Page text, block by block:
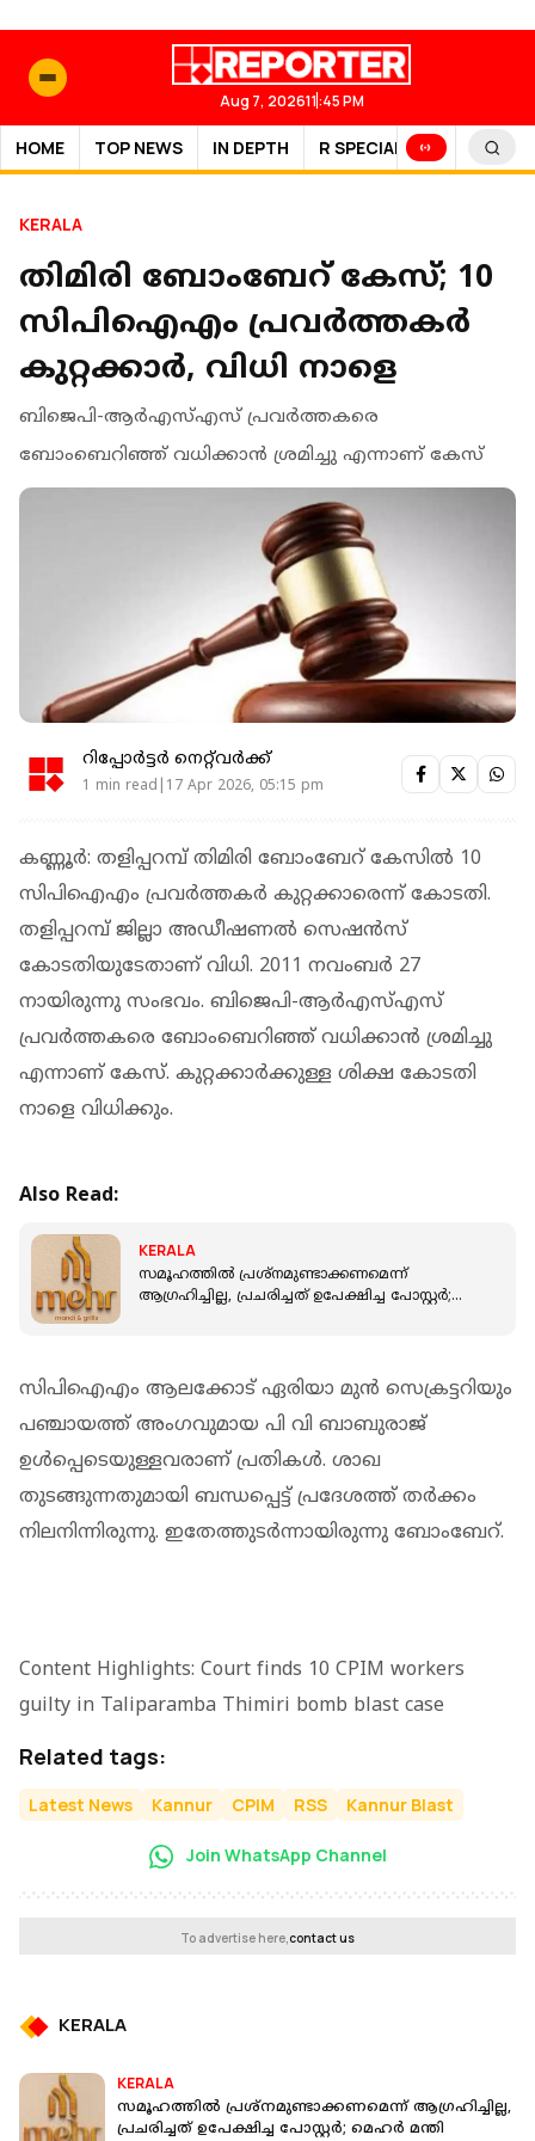
Aug 7, 202611:45 PM
HOME TOP NEWS IN DEPTH R SPECIAL SPORTS
KERALA
തിമിരി ബോംബേറ് കേസ്; 10
സിപിഐഎം പ്രവര്‍ത്തകര്‍
കുറ്റക്കാര്‍, വിധി നാളെ
ബിജെപി-ആര്‍എസ്എസ് പ്രവര്‍ത്തകരെ
ബോംബെറിഞ്ഞ് വധിക്കാന്‍ ശ്രമിച്ചു എന്നാണ് കേസ്
റിപ്പോർട്ടർ നെറ്റ്‌വര്‍ക്ക്‌
1 min read|17 Apr 2026, 05:15 pm
കണ്ണൂര്‍: തളിപ്പറമ്പ് തിമിരി ബോംബേറ് കേസില്‍ 10
സിപിഐഎം പ്രവര്‍ത്തകര്‍ കുറ്റക്കാരെന്ന് കോടതി.
തളിപ്പറമ്പ് ജില്ലാ അഡീഷണല്‍ സെഷന്‍സ്
കോടതിയുടേതാണ് വിധി. 2011 നവംബര്‍ 27
നായിരുന്നു സംഭവം. ബിജെപി-ആര്‍എസ്എസ്
പ്രവര്‍ത്തകരെ ബോംബെറിഞ്ഞ് വധിക്കാന്‍ ശ്രമിച്ചു
എന്നാണ് കേസ്. കുറ്റക്കാര്‍ക്കുള്ള ശിക്ഷ കോടതി
നാളെ വിധിക്കും.
Also Read:
KERALA
സമൂഹത്തിൽ പ്രശ്‌നമുണ്ടാക്കണമെന്ന്
ആഗ്രഹിച്ചില്ല, പ്രചരിച്ചത് ഉപേക്ഷിച്ച പോസ്റ്റർ;
സിപിഐഎം ആലക്കോട് ഏരിയാ മുന്‍ സെക്രട്ടറിയും
പഞ്ചായത്ത് അംഗവുമായ പി വി ബാബുരാജ്
ഉള്‍പ്പെടെയുള്ളവരാണ് പ്രതികള്‍. ശാഖ
തുടങ്ങുന്നതുമായി ബന്ധപ്പെട്ട് പ്രദേശത്ത് തര്‍ക്കം
നിലനിന്നിരുന്നു. ഇതേത്തുടര്‍ന്നായിരുന്നു ബോംബേറ്.
Content Highlights: Court finds 10 CPIM workers
guilty in Taliparamba Thimiri bomb blast case
Related tags:
Latest News Kannur CPIM RSS Kannur Blast
Join WhatsApp Channel
To advertise here,contact us
KERALA
KERALA
സമൂഹത്തിൽ പ്രശ്‌നമുണ്ടാക്കണമെന്ന് ആഗ്രഹിച്ചില്ല,
പ്രചരിച്ചത് ഉപേക്ഷിച്ച പോസ്റ്റർ; മെഹർ മന്തി